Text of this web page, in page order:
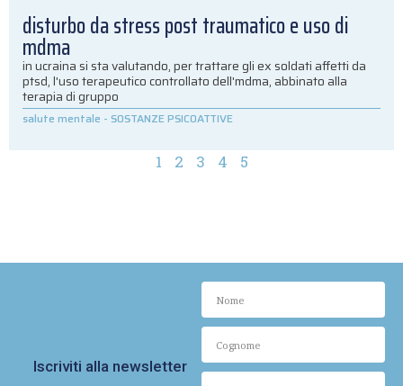
disturbo da stress post traumatico e uso di
mdma
in ucraina si sta valutando, per trattare gli ex soldati affetti da
ptsd, l'uso terapeutico controllato dell'mdma, abbinato alla
terapia di gruppo
salute mentale - SOSTANZE PSICOATTIVE
1 2 3 4 5
Iscriviti alla newsletter